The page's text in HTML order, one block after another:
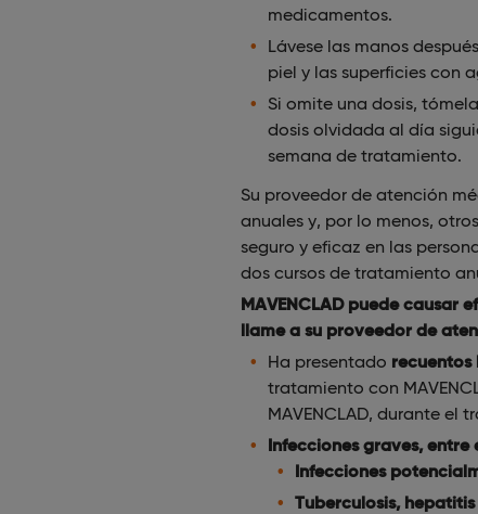
medicamentos.
Lávese las manos
piel y las superficies con
Si omite una dosis,
dosis olvidada al día
semana de tratamiento.
Su proveedor de atención
anuales y, por lo menos,
seguro y eficaz en las
dos cursos de tratamiento
MAVENCLAD puede causar
llame a su proveedor de
Ha presentado recuentos
tratamiento con
MAVENCLAD, durante el
Infecciones graves, entre
Infecciones
Tuberculosis,